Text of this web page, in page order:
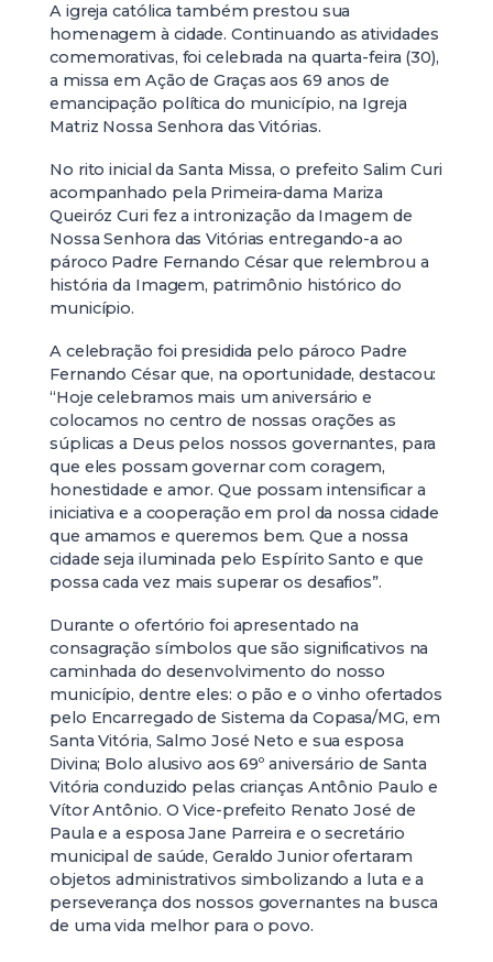
A igreja católica também prestou sua
homenagem à cidade. Continuando as atividades
comemorativas, foi celebrada na quarta-feira (30),
a missa em Ação de Graças aos 69 anos de
emancipação política do município, na Igreja
Matriz Nossa Senhora das Vitórias.
No rito inicial da Santa Missa, o prefeito Salim Curi
acompanhado pela Primeira-dama Mariza
Queiróz Curi fez a intronização da Imagem de
Nossa Senhora das Vitórias entregando-a ao
pároco Padre Fernando César que relembrou a
história da Imagem, patrimônio histórico do
município.
A celebração foi presidida pelo pároco Padre
Fernando César que, na oportunidade, destacou:
“Hoje celebramos mais um aniversário e
colocamos no centro de nossas orações as
súplicas a Deus pelos nossos governantes, para
que eles possam governar com coragem,
honestidade e amor. Que possam intensificar a
iniciativa e a cooperação em prol da nossa cidade
que amamos e queremos bem. Que a nossa
cidade seja iluminada pelo Espírito Santo e que
possa cada vez mais superar os desafios”.
Durante o ofertório foi apresentado na
consagração símbolos que são significativos na
caminhada do desenvolvimento do nosso
município, dentre eles: o pão e o vinho ofertados
pelo Encarregado de Sistema da Copasa/MG, em
Santa Vitória, Salmo José Neto e sua esposa
Divina; Bolo alusivo aos 69º aniversário de Santa
Vitória conduzido pelas crianças Antônio Paulo e
Vítor Antônio. O Vice-prefeito Renato José de
Paula e a esposa Jane Parreira e o secretário
municipal de saúde, Geraldo Junior ofertaram
objetos administrativos simbolizando a luta e a
perseverança dos nossos governantes na busca
de uma vida melhor para o povo.